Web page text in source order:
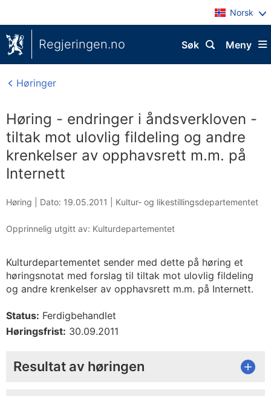
Norsk
Regjeringen.no Meny
Søk
Høringer
Høring - endringer i åndsverkloven -
tiltak mot ulovlig fildeling og andre
krenkelser av opphavsrett m.m. på
Internett
Høring | Dato: 19.05.2011 Kultur- og likestillingsdepartementet
Opprinnelig utgitt av: Kulturdepartementet
Kulturdepartementet sender med dette på høring et
høringsnotat med forslag til tiltak mot ulovlig fildeling
og andre krenkelser av opphavsrett m.m. på Internett.
Status: Ferdigbehandlet
Høringsfrist: 30.09.2011
Resultat av høringen